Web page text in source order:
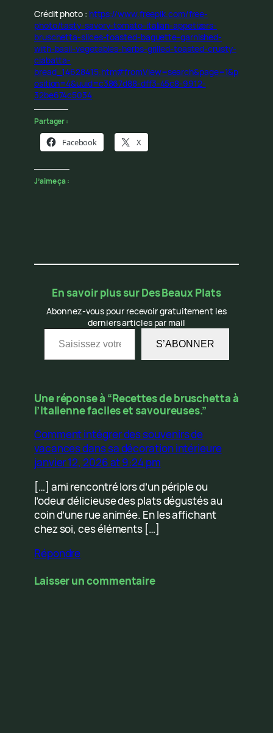
Crédit photo : https://www.freepik.com/free-
photo/tasty-savory-tomato-italian-appetizers-
bruschetta-slices-toasted-baguette-garnished-
with-basil-vegetables-herbs-grilled-toasted-crusty-
ciabatta-
bread_14628415.htm#fromView=search&page=1&p
osition=4&uuid=c3867d88-dff3-45c8-9912-
32be674c5034
Partager :
Facebook X
J’aime ça :
En savoir plus sur Des Beaux Plats
Abonnez-vous pour recevoir gratuitement les
derniers articles par mail
Saisissez votre adresse e-mail…
S’ABONNER
Une réponse à “Recettes de bruschetta à
l’italienne faciles et savoureuses.”
Comment intégrer des souvenirs de
vacances dans sa décoration intérieure
janvier 12, 2026 at 9:24 pm
[…] ami rencontré lors d’un périple ou
l’odeur délicieuse des plats dégustés au
coin d’une rue animée. En les affichant
chez soi, ces éléments […]
Répondre
Laisser un commentaire